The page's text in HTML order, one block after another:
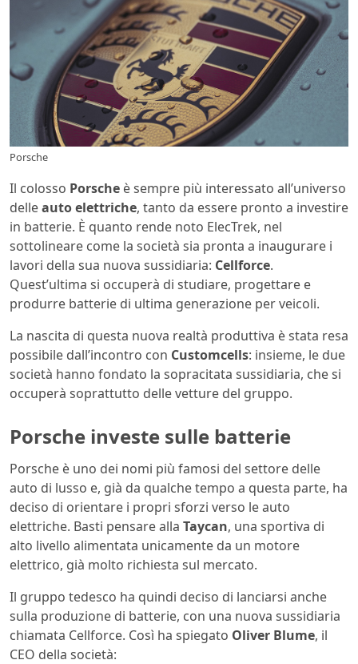
Porsche
Il colosso Porsche è sempre più interessato all’universo
delleauto elettriche, tanto da essere pronto a investire
in batterie. È quanto rende noto ElecTrek, nel
sottolineare come la società sia pronta a inaugurare i
lavori della sua nuova sussidiaria: Cellforce.
Quest’ultima si occuperà di studiare, progettare e
produrre batterie di ultima generazione per veicoli.
La nascita di questa nuova realtà produttiva è stata resa
possibile dall’incontro con Customcells: insieme, le due
società hanno fondato la sopracitata sussidiaria, che si
occuperà soprattutto delle vetture del gruppo.
Porsche investe sulle batterie
Porsche è uno dei nomi più famosi del settore delle
auto di lusso e, già da qualche tempo a questa parte, ha
deciso di orientare i propri sforzi verso le auto
elettriche. Basti pensare alla Taycan, una sportiva di
alto livello alimentata unicamente da un motore
elettrico, già molto richiesta sul mercato.
Il gruppo tedesco ha quindi deciso di lanciarsi anche
sulla produzione di batterie, con una nuova sussidiaria
chiamata Cellforce. Così ha spiegato Oliver Blume, il
CEO della società: